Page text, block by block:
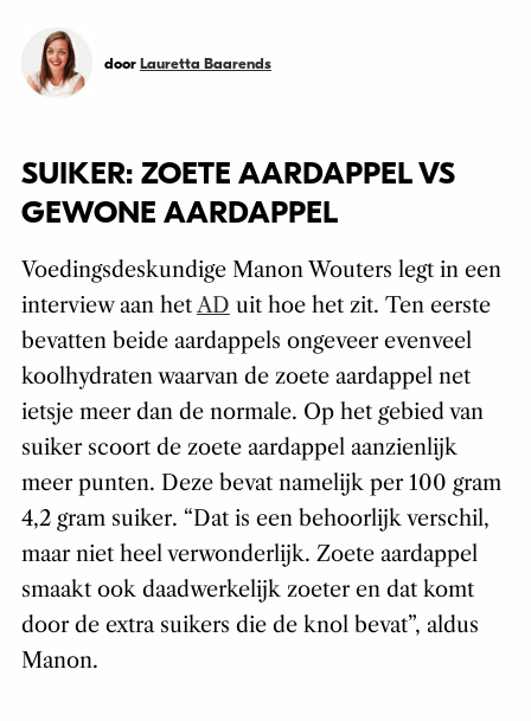
door Lauretta Baarends
SUIKER: ZOETE AARDAPPEL VS
GEWONE AARDAPPEL
Voedingsdeskundige Manon Wouters legt in een
interview aan hetAD uit hoe het zit. Ten eerste
bevatten beide aardappels ongeveer evenveel
koolhydraten waarvan de zoete aardappel net
ietsje meer dan de normale. Op het gebied van
suiker scoort de zoete aardappel aanzienlijk
meer punten. Deze bevat namelijk per 100 gram
4,2 gram suiker. “Dat is een behoorlijk verschil,
maar niet heel verwonderlijk. Zoete aardappel
smaakt ook daadwerkelijk zoeter en dat komt
door de extra suikers die de knol bevat”, aldus
Manon.